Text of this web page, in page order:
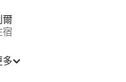
爾
宿
多